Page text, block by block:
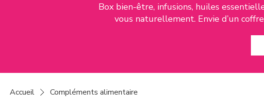
Box bien-être, infusions, huiles
vous naturellement. Envie d’un
Accueil Compléments alimentaire